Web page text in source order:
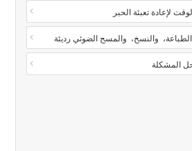
لإعادة تعبئة الحبر
والنسخ‏، والمسح الضوئي رديئة
المشكلة